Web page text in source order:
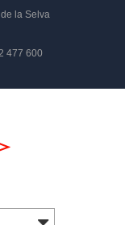
la Selva
477 600